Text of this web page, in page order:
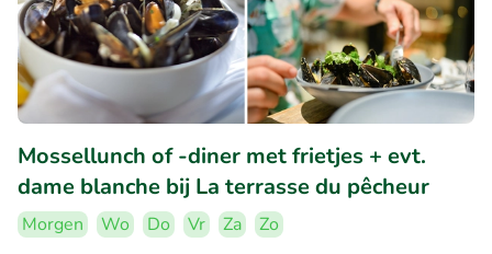
Mossellunch of -diner met frietjes + evt.
dame blanche bij La terrasse du pêcheur
Morgen Wo Do Vr Za
Zo